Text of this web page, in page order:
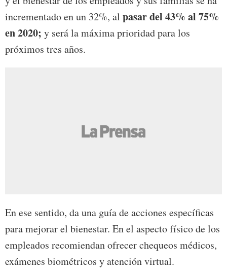
incrementado en un 32%, al pasar del 43% al 75%
en 2020; y será la máxima prioridad para los
próximos tres años.
En ese sentido, da una guía de acciones específicas
para mejorar el bienestar. En el aspecto físico de los
empleados recomiendan ofrecer chequeos médicos,
exámenes biométricos y atención virtual.